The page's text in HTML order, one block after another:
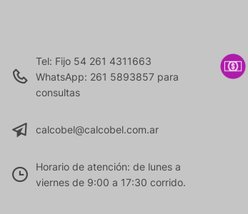
Tel: Fijo 54 261 4311663
WhatsApp: 261 5893857 para
consultas
calcobel@calcobel.com.ar
Horario de atención: de lunes a
viernes de 9:00 a 17:30 corrido.